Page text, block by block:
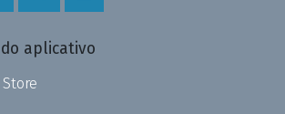
aplicativo